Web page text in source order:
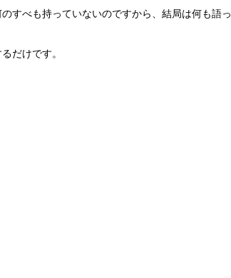
すべも持っていないのですから、結局は何も語っ
だけです。